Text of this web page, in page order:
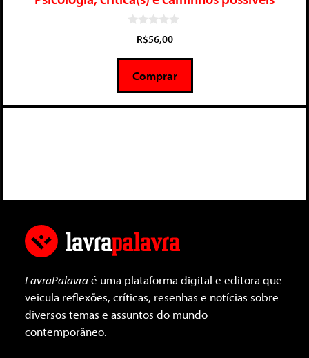
5
R$56,00
Comprar
LavraPalavraé uma plataforma digital e editora que
veicula reflexões, críticas, resenhas e notícias sobre
diversos temas e assuntos do mundo
contemporâneo.